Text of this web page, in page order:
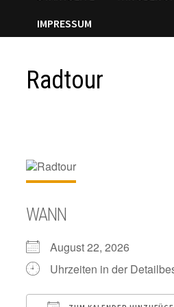
IMPRESSUM
Radtour
WANN
August 22, 2026
Uhrzeiten in der